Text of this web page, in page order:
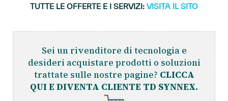
TUTTE LE OFFERTE E I SERVIZI: VISITA IL SITO
Sei un rivenditore di tecnologia e
desideri acquistare prodotti o soluzioni
trattate sulle nostre pagine? CLICCA
QUI E DIVENTA CLIENTE TD SYNNEX.